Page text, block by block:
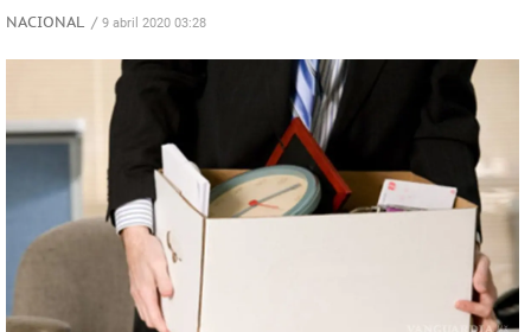
NACIONAL / 9 abril 2020 03:28